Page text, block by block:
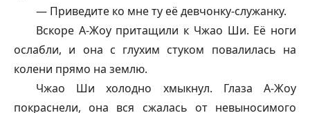
— Приведите ко мне ту её девчонку-служанку.
Вскоре А-Жоу притащили к Чжао Ши. Её ноги
ослабли, и она с глухим стуком повалилась на
колени прямо на землю.
Чжао Ши холодно хмыкнул. Глаза А-Жоу
покраснели, она вся сжалась от невыносимого